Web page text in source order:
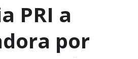
PRI a
por